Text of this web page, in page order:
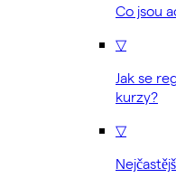
Co jsou
▽
Jak se
kurzy?
▽